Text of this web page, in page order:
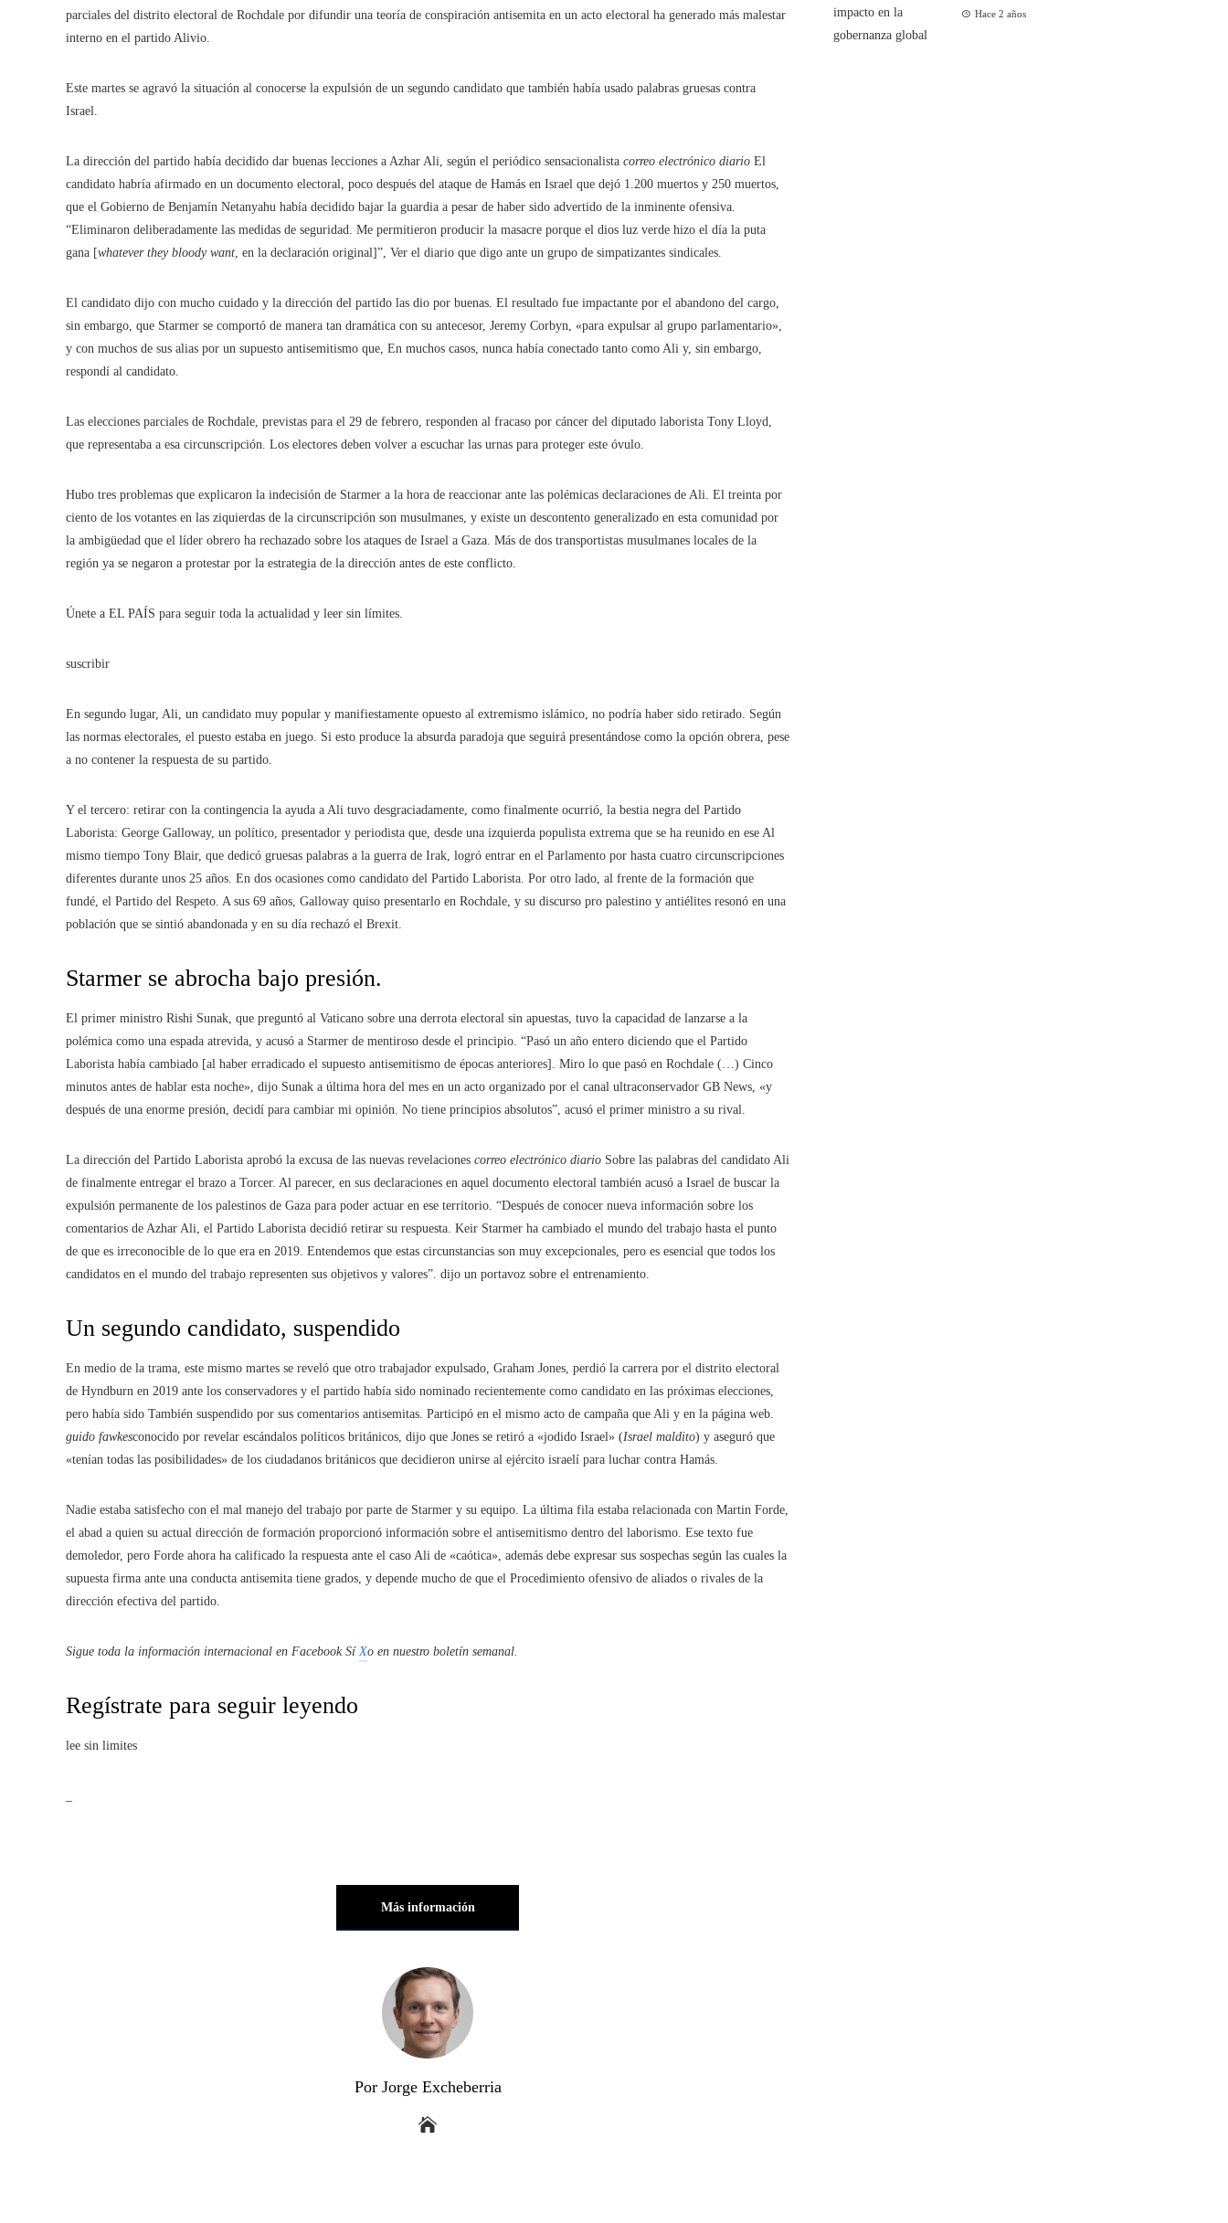
parciales del distrito electoral de Rochdale por difundir una teoría de conspiración antisemita en un acto electoral ha generado más malestar
interno en el partido Alivio.
Este martes se agravó la situación al conocerse la expulsión de un segundo candidato que también había usado palabras gruesas contra
Israel.
La dirección del partido había decidido dar buenas lecciones a Azhar Ali, según el periódico sensacionalista correo electrónico diario El
candidato habría afirmado en un documento electoral, poco después del ataque de Hamás en Israel que dejó 1.200 muertos y 250 muertos,
que el Gobierno de Benjamín Netanyahu había decidido bajar la guardia a pesar de haber sido advertido de la inminente ofensiva.
“Eliminaron deliberadamente las medidas de seguridad. Me permitieron producir la masacre porque el dios luz verde hizo el día la puta
gana [whatever they bloody want , en la declaración original]”, Ver el diario que digo ante un grupo de simpatizantes sindicales.
El candidato dijo con mucho cuidado y la dirección del partido las dio por buenas. El resultado fue impactante por el abandono del cargo,
sin embargo, que Starmer se comportó de manera tan dramática con su antecesor, Jeremy Corbyn, «para expulsar al grupo parlamentario»,
y con muchos de sus alias por un supuesto antisemitismo que, En muchos casos, nunca había conectado tanto como Ali y, sin embargo,
respondí al candidato.
Las elecciones parciales de Rochdale, previstas para el 29 de febrero, responden al fracaso por cáncer del diputado laborista Tony Lloyd,
que representaba a esa circunscripción. Los electores deben volver a escuchar las urnas para proteger este óvulo.
Hubo tres problemas que explicaron la indecisión de Starmer a la hora de reaccionar ante las polémicas declaraciones de Ali. El treinta por
ciento de los votantes en las ziquierdas de la circunscripción son musulmanes, y existe un descontento generalizado en esta comunidad por
la ambigüedad que el líder obrero ha rechazado sobre los ataques de Israel a Gaza. Más de dos transportistas musulmanes locales de la
región ya se negaron a protestar por la estrategia de la dirección antes de este conflicto.
Únete a EL PAÍS para seguir toda la actualidad y leer sin límites.
suscribir
En segundo lugar, Ali, un candidato muy popular y manifiestamente opuesto al extremismo islámico, no podría haber sido retirado. Según
las normas electorales, el puesto estaba en juego. Si esto produce la absurda paradoja que seguirá presentándose como la opción obrera, pese
a no contener la respuesta de su partido.
Y el tercero: retirar con la contingencia la ayuda a Ali tuvo desgraciadamente, como finalmente ocurrió, la bestia negra del Partido
Laborista: George Galloway, un político, presentador y periodista que, desde una izquierda populista extrema que se ha reunido en ese Al
mismo tiempo Tony Blair, que dedicó gruesas palabras a la guerra de Irak, logró entrar en el Parlamento por hasta cuatro circunscripciones
diferentes durante unos 25 años. En dos ocasiones como candidato del Partido Laborista. Por otro lado, al frente de la formación que
fundé, el Partido del Respeto. A sus 69 años, Galloway quiso presentarlo en Rochdale, y su discurso pro palestino y antiélites resonó en una
población que se sintió abandonada y en su día rechazó el Brexit.
Starmer se abrocha bajo presión.
El primer ministro Rishi Sunak, que preguntó al Vaticano sobre una derrota electoral sin apuestas, tuvo la capacidad de lanzarse a la
polémica como una espada atrevida, y acusó a Starmer de mentiroso desde el principio. “Pasó un año entero diciendo que el Partido
Laborista había cambiado [al haber erradicado el supuesto antisemitismo de épocas anteriores]. Miro lo que pasó en Rochdale (…) Cinco
minutos antes de hablar esta noche», dijo Sunak a última hora del mes en un acto organizado por el canal ultraconservador GB News, «y
después de una enorme presión, decidí para cambiar mi opinión. No tiene principios absolutos”, acusó el primer ministro a su rival.
La dirección del Partido Laborista aprobó la excusa de las nuevas revelaciones correo electrónico diario Sobre las palabras del candidato Ali
de finalmente entregar el brazo a Torcer. Al parecer, en sus declaraciones en aquel documento electoral también acusó a Israel de buscar la
expulsión permanente de los palestinos de Gaza para poder actuar en ese territorio. “Después de conocer nueva información sobre los
comentarios de Azhar Ali, el Partido Laborista decidió retirar su respuesta. Keir Starmer ha cambiado el mundo del trabajo hasta el punto
de que es irreconocible de lo que era en 2019. Entendemos que estas circunstancias son muy excepcionales, pero es esencial que todos los
candidatos en el mundo del trabajo representen sus objetivos y valores”. dijo un portavoz sobre el entrenamiento.
Un segundo candidato, suspendido
En medio de la trama, este mismo martes se reveló que otro trabajador expulsado, Graham Jones, perdió la carrera por el distrito electoral
de Hyndburn en 2019 ante los conservadores y el partido había sido nominado recientemente como candidato en las próximas elecciones,
pero había sido También suspendido por sus comentarios antisemitas. Participó en el mismo acto de campaña que Ali y en la página web.
guido fawkesconocido por revelar escándalos políticos británicos, dijo que Jones se retiró a «jodido Israel» (Israel maldito) y aseguró que
«tenían todas las posibilidades» de los ciudadanos británicos que decidieron unirse al ejército israelí para luchar contra Hamás.
Nadie estaba satisfecho con el mal manejo del trabajo por parte de Starmer y su equipo. La última fila estaba relacionada con Martin Forde,
el abad a quien su actual dirección de formación proporcionó información sobre el antisemitismo dentro del laborismo. Ese texto fue
demoledor, pero Forde ahora ha calificado la respuesta ante el caso Ali de «caótica», además debe expresar sus sospechas según las cuales la
supuesta firma ante una conducta antisemita tiene grados, y depende mucho de que el Procedimiento ofensivo de aliados o rivales de la
dirección efectiva del partido.
Sigue toda la información internacional en FacebookSí Xo en nuestro boletín semanal
Regístrate para seguir leyendo
lee sin limites
Más información
Por Jorge Excheberria
Hace 2 años